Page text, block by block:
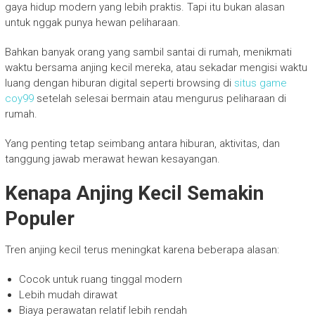
gaya hidup modern yang lebih praktis. Tapi itu bukan alasan
untuk nggak punya hewan peliharaan.
Bahkan banyak orang yang sambil santai di rumah, menikmati
waktu bersama anjing kecil mereka, atau sekadar mengisi waktu
luang dengan hiburan digital seperti browsing di situs game
coy99setelah selesai bermain atau mengurus peliharaan di
rumah.
Yang penting tetap seimbang antara hiburan, aktivitas, dan
tanggung jawab merawat hewan kesayangan.
Kenapa Anjing Kecil Semakin
Populer
Tren anjing kecil terus meningkat karena beberapa alasan:
Cocok untuk ruang tinggal modern
Lebih mudah dirawat
Biaya perawatan relatif lebih rendah